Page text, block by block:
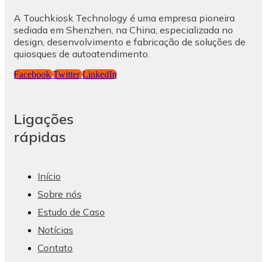
A Touchkiosk Technology é uma empresa pioneira
sediada em Shenzhen, na China, especializada no
design, desenvolvimento e fabricação de soluções de
quiosques de autoatendimento.
Facebook Twitter LinkedIn
Ligações
rápidas
Início
Sobre nós
Estudo de Caso
Notícias
Contato